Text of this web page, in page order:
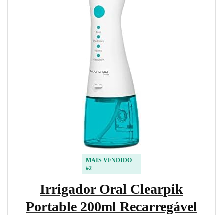
MAIS VENDIDO
#2
Irrigador Oral Clearpik
Portable 200ml Recarregável